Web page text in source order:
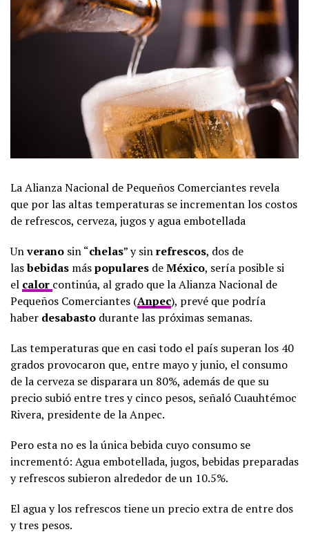
La Alianza Nacional de Pequeños Comerciantes revela
que por las altas temperaturas se incrementan los costos
de refrescos, cerveza, jugos y agua embotellada
Unverano sin “chelas” y sinrefrescos, dos de
lasbebidas máspopulares deMéxico, sería posible si
el calor continúa, al grado que la Alianza Nacional de
Pequeños Comerciantes (Anpec), prevé que podría
haber desabasto durante las próximas semanas.
Las temperaturas que en casi todo el país superan los 40
grados provocaron que, entre mayo y junio, el consumo
de la cerveza se disparara un 80%, además de que su
precio subió entre tres y cinco pesos, señaló Cuauhtémoc
Rivera, presidente de la Anpec.
Pero esta no es la única bebida cuyo consumo se
incrementó: Agua embotellada, jugos, bebidas preparadas
y refrescos subieron alrededor de un 10.5%.
El agua y los refrescos tiene un precio extra de entre dos
y tres pesos.